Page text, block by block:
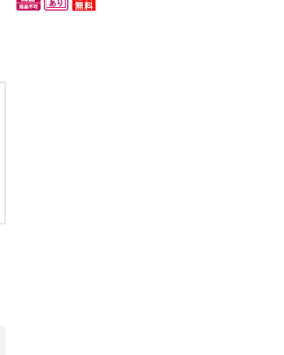
さい! カレンダー通販50年
に明るさを添えます。環境